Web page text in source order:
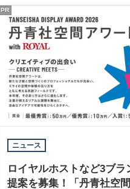
ニュース
ロイヤルホストなど3ブラ
提案を募集！「丹青社空
PR